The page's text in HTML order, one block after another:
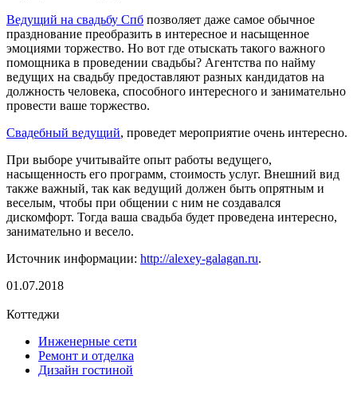
Ведущий на свадьбу Спб позволяет даже самое обычное
празднование преобразить в интересное и насыщенное
эмоциями торжество. Но вот где отыскать такого важного
помощника в проведении свадьбы? Агентства по найму
ведущих на свадьбу предоставляют разных кандидатов на
должность человека, способного интересного и занимательно
провести ваше торжество.
Свадебный ведущий, проведет мероприятие очень интересно.
При выборе учитывайте опыт работы ведущего,
насыщенность его программ, стоимость услуг. Внешний вид
также важный, так как ведущий должен быть опрятным и
веселым, чтобы при общении с ним не создавался
дискомфорт. Тогда ваша свадьба будет проведена интересно,
занимательно и весело.
Источник информации: http://alexey-galagan.ru.
01.07.2018
Коттеджи
Инженерные сети
Ремонт и отделка
Дизайн гостиной